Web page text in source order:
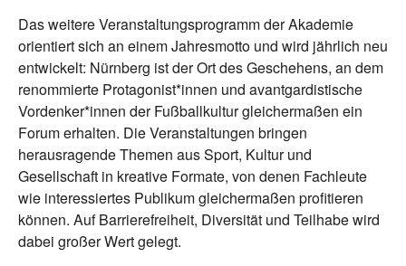
Das weitere Veranstaltungsprogramm der Akademie
orientiert sich an einem Jahresmotto und wird jährlich neu
entwickelt: Nürnberg ist der Ort des Geschehens, an dem
renommierte Protagonist*innen und avantgardistische
Vordenker*innen der Fußballkultur gleichermaßen ein
Forum erhalten. Die Veranstaltungen bringen
herausragende Themen aus Sport, Kultur und
Gesellschaft in kreative Formate, von denen Fachleute
wie interessiertes Publikum gleichermaßen profitieren
können. Auf Barrierefreiheit, Diversität und Teilhabe wird
dabei großer Wert gelegt.